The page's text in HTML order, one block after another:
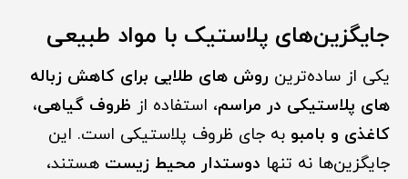
جایگزین‌های پلاستیک با مواد طبیعی
یکی از ساده‌ترین روش های طلایی برای کاهش زباله
های پلاستیکی در مراسم، استفاده از ظروف گیاهی،
کاغذی و بامبو به جای ظروف پلاستیکی است. این
جایگزین‌ها نه تنها دوستدار محیط زیست هستند،